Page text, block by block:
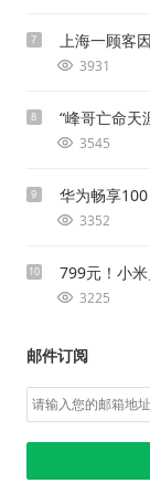
7 上海一顾客
3931
8 “峰哥亡命天
3545
9 华为畅享
3352
10 799元！小
3225
邮件订阅